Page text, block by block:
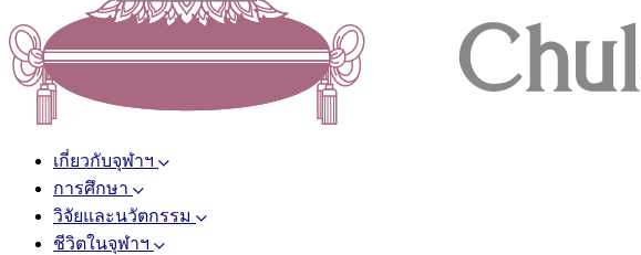
เกี่ยวกับจุฬาฯ
การศึกษา
วิจัยและนวัตกรรม
ชีวิตในจุฬาฯ